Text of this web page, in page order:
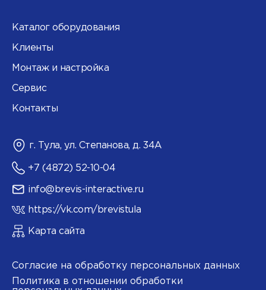
Каталог оборудования
Клиенты
Монтаж и настройка
Сервис
Контакты
г. Тула, ул. Степанова, д. 34А
+7 (4872) 52-10-04
info@brevis-interactive.ru
https://vk.com/brevistula
Карта сайта
Согласие на обработку персональных данных
Политика в отношении обработки